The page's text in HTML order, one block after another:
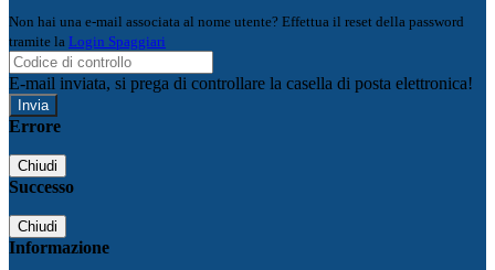
Non hai una e-mail associata al nome utente? Effettua il reset della password
tramite la Login Spaggiari
E-mail inviata, si prega di controllare la casella di posta elettronica!
Errore
Chiudi
Successo
Chiudi
Informazione